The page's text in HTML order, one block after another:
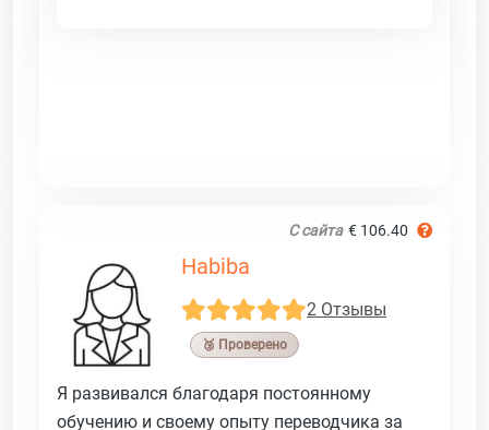
С сайта € 106.40
Habiba
2 Отзывы
🥉 Проверено
Я развивался благодаря постоянному
обучению и своему опыту переводчика за